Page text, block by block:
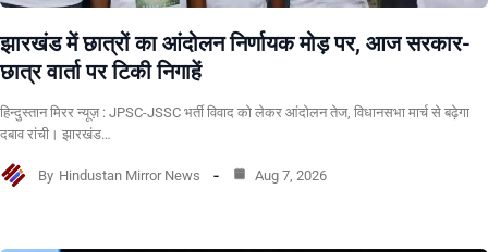
झारखंड में छात्रों का आंदोलन निर्णायक मोड़ पर, आज सरकार-
छात्र वार्ता पर टिकी निगाहें
हिन्दुस्तान मिरर न्यूज़ : JPSC-JSSC भर्ती विवाद को लेकर आंदोलन तेज, विधानसभा मार्च से बढ़ेगा
दबाव रांची। झारखंड…
By Hindustan Mirror News Aug 7, 2026